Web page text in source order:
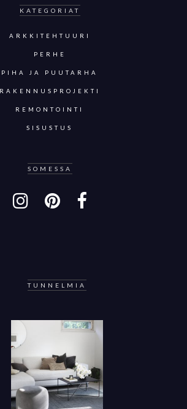
KATEGORIAT
ARKKITEHTUURI
PERHE
PIHA JA PUUTARHA
RAKENNUSPROJEKTI
REMONTOINTI
SISUSTUS
SOMESSA
TUNNELMIA